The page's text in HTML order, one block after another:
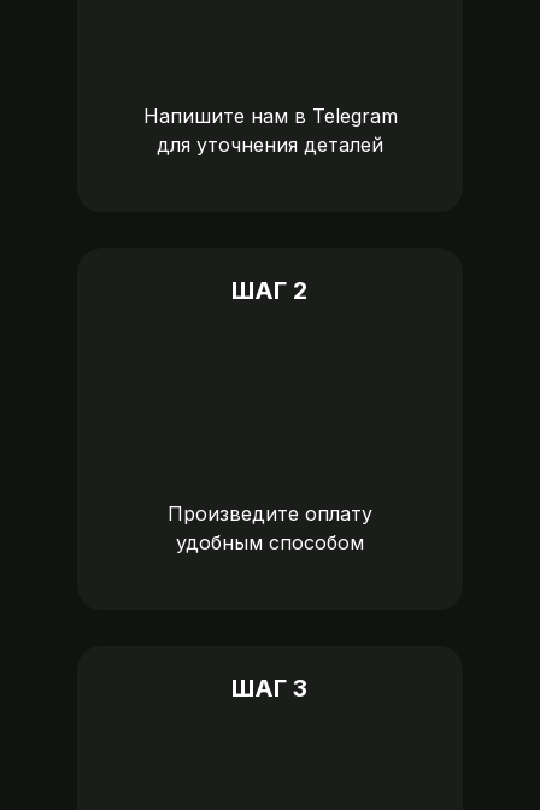
Произведите оплату
удобным способом
Напишите нам в Telegram
для уточнения деталей
ШАГ 2
ШАГ 3